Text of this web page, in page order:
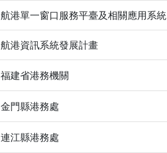
航港單一窗口服務平臺及相關應用系統
航港資訊系統發展計畫
福建省港務機關
金門縣港務處
連江縣港務處